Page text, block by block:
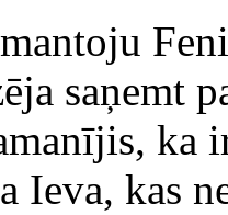
saņemt
ka
Ieva, kas